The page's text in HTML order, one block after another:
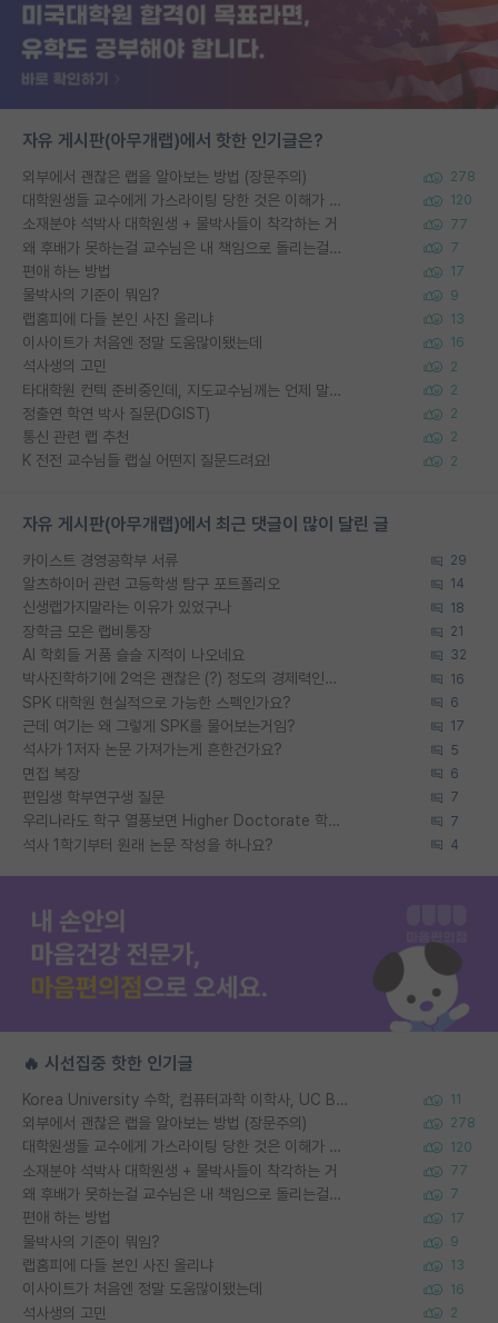
자유 게시판(아무개랩)에서 핫한 인기글은?
외부에서 괜찮은 랩을 알아보는 방법 (장문주의) 278
대학원생들 교수에게 가스라이팅 당한 것은 이해가 갑니다. 안타깝네요. 120
소재분야 석박사 대학원생 + 물박사들이 착각하는 거 77
왜 후배가 못하는걸 교수님은 내 책임으로 돌리는걸까요? 7
편애 하는 방법 17
물박사의 기준이 뭐임? 9
랩홈피에 다들 본인 사진 올리냐 13
이사이트가 처음엔 정말 도움많이됐는데 16
석사생의 고민 2
타대학원 컨텍 준비중인데, 지도교수님께는 언제 말씀드려야 할까요? 2
정출연 학연 박사 질문(DGIST) 2
통신 관련 랩 추천 2
K 전전 교수님들 랩실 어떤지 질문드려요! 2
자유 게시판(아무개랩)에서 최근 댓글이 많이 달린 글
카이스트 경영공학부 서류 29
알츠하이머 관련 고등학생 탐구 포트폴리오 14
신생랩가지말라는 이유가 있었구나 18
장학금 모은 랩비통장 21
AI 학회들 거품 슬슬 지적이 나오네요 32
박사진학하기에 2억은 괜찮은 (?) 정도의 경제력인가요 16
SPK 대학원 현실적으로 가능한 스펙인가요? 6
근데 여기는 왜 그렇게 SPK를 물어보는거임? 17
석사가 1저자 논문 가져가는게 흔한건가요? 5
면접 복장 6
편입생 학부연구생 질문 7
우리나라도 학구 열풍보면 Higher Doctorate 학위가 필요하다고 봅니다. 7
석사 1학기부터 원래 논문 작성을 하나요? 4
🔥 시선집중 핫한 인기글
Korea University 수학, 컴퓨터과학 이학사, UC Berkeley 산업공학 대학원 공학박사가 되는 것은 쉽지 않겠죠? 11
외부에서 괜찮은 랩을 알아보는 방법 (장문주의) 278
대학원생들 교수에게 가스라이팅 당한 것은 이해가 갑니다. 안타깝네요. 120
소재분야 석박사 대학원생 + 물박사들이 착각하는 거 77
왜 후배가 못하는걸 교수님은 내 책임으로 돌리는걸까요? 7
편애 하는 방법 17
물박사의 기준이 뭐임? 9
랩홈피에 다들 본인 사진 올리냐 13
이사이트가 처음엔 정말 도움많이됐는데 16
석사생의 고민 2